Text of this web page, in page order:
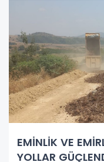
EMİNLİK VE
YOLLAR